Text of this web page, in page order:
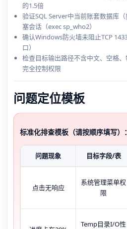
的1.5倍
验证SQL Server中当前账套数据库（
塞会话（exec sp_who2）
确认Windows防火墙未阻止TCP
口）
检查目标输出路径不含中文、空格
完全控制权限
问题定位模板
标准化排查模板（请按顺序填写）：
问题现象 目标字段/表
点击无响应
系统管理菜单权
限
Temp目录I/O性